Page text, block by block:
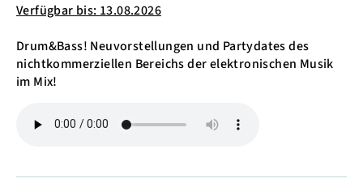
Verfügbar bis: 13.08.2026
Drum&Bass! Neuvorstellungen und Partydates des
nichtkommerziellen Bereichs der elektronischen Musik
im Mix!